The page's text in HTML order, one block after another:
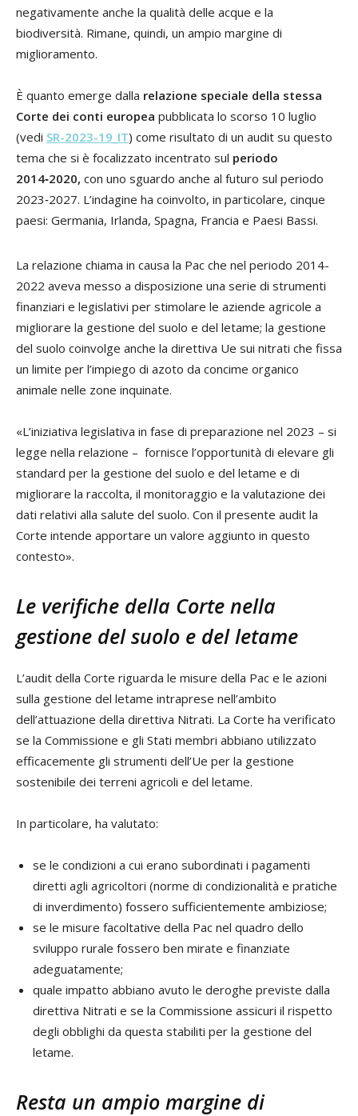
negativamente anche la qualità delle acque e la
biodiversità. Rimane, quindi, un ampio margine di
miglioramento.
È quanto emerge dalla relazione speciale della stessa
Corte dei conti europea pubblicata lo scorso 10 luglio
(vedi SR-2023-19_IT) come risultato di un audit su questo
tema che si è focalizzato incentrato sul periodo
2014‑2020, con uno sguardo anche al futuro sul periodo
2023‑2027. L’indagine ha coinvolto, in particolare, cinque
paesi: Germania, Irlanda, Spagna, Francia e Paesi Bassi.
La relazione chiama in causa la Pac che nel periodo 2014-
2022 aveva messo a disposizione una serie di strumenti
finanziari e legislativi per stimolare le aziende agricole a
migliorare la gestione del suolo e del letame; la gestione
del suolo coinvolge anche la direttiva Ue sui nitrati che fissa
un limite per l’impiego di azoto da concime organico
animale nelle zone inquinate.
«L’iniziativa legislativa in fase di preparazione nel 2023 – si
legge nella relazione – fornisce l’opportunità di elevare gli
standard per la gestione del suolo e del letame e di
migliorare la raccolta, il monitoraggio e la valutazione dei
dati relativi alla salute del suolo. Con il presente audit la
Corte intende apportare un valore aggiunto in questo
contesto».
Le verifiche della Corte nella
gestione del suolo e del letame
L’audit della Corte riguarda le misure della Pac e le azioni
sulla gestione del letame intraprese nell’ambito
dell’attuazione della direttiva Nitrati. La Corte ha verificato
se la Commissione e gli Stati membri abbiano utilizzato
efficacemente gli strumenti dell’Ue per la gestione
sostenibile dei terreni agricoli e del letame.
In particolare, ha valutato:
se le condizioni a cui erano subordinati i pagamenti
diretti agli agricoltori (norme di condizionalità e pratiche
di inverdimento) fossero sufficientemente ambiziose;
se le misure facoltative della Pac nel quadro dello
sviluppo rurale fossero ben mirate e finanziate
adeguatamente;
quale impatto abbiano avuto le deroghe previste dalla
direttiva Nitrati e se la Commissione assicuri il rispetto
degli obblighi da questa stabiliti per la gestione del
letame.
Resta un ampio margine di